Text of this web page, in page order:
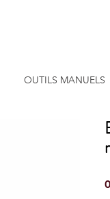
OUTILS MANUELS